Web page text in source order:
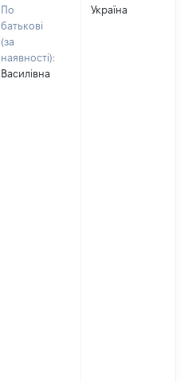
По
батькові
(за
наявності):
Василівна
Україна